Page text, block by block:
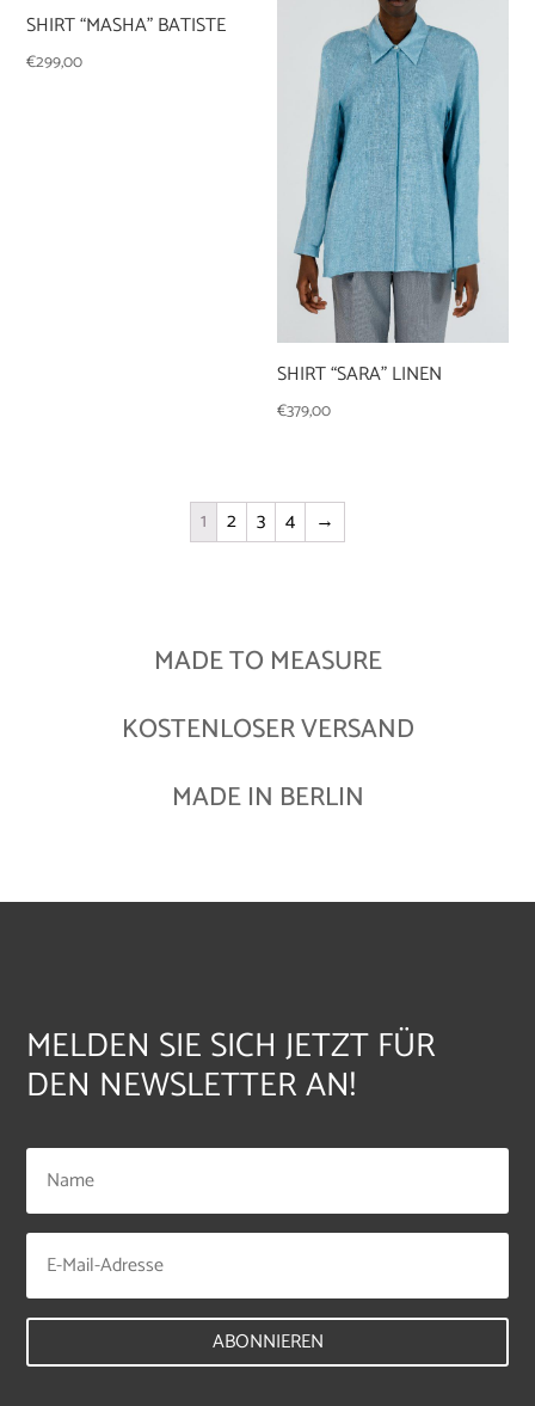
SHIRT “MASHA” BATISTE
€299,00
SHIRT “SARA” LINEN
€379,00
1 2 3 4 →
MADE TO MEASURE
KOSTENLOSER VERSAND
MADE IN BERLIN
MELDEN SIE SICH JETZT FÜR
DEN NEWSLETTER AN!
ABONNIEREN